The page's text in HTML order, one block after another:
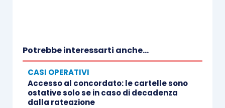
Potrebbe interessarti anche...
CASI OPERATIVI
Accesso al concordato: le cartelle sono
ostative solo se in caso di decadenza
dalla rateazione